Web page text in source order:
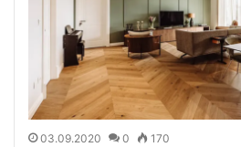
03.09.2020 0 170